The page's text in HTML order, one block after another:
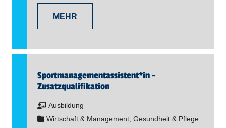
MEHR
Sportmanagementassistent​*in -
Zusatzqualifikation
Ausbildung
Wirtschaft & Management, Gesundheit & Pflege